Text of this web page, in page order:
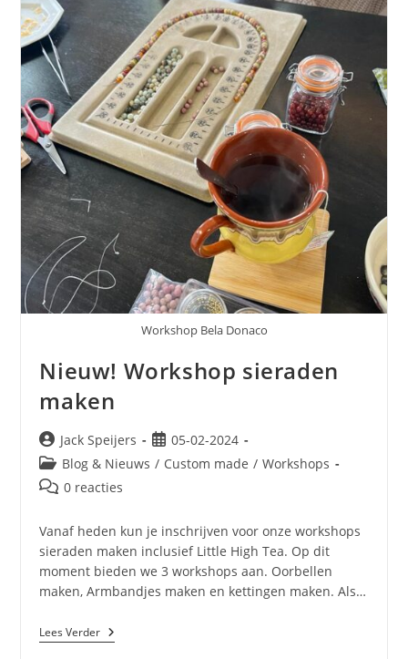
Workshop Bela Donaco
Nieuw! Workshop sieraden
maken
Jack Speijers
05-02-2024
Blog & Nieuws / Custom made / Workshops
0 reacties
Vanaf heden kun je inschrijven voor onze workshops
sieraden maken inclusief Little High Tea. Op dit
moment bieden we 3 workshops aan. Oorbellen
maken, Armbandjes maken en kettingen maken. Als…
Lees Verder